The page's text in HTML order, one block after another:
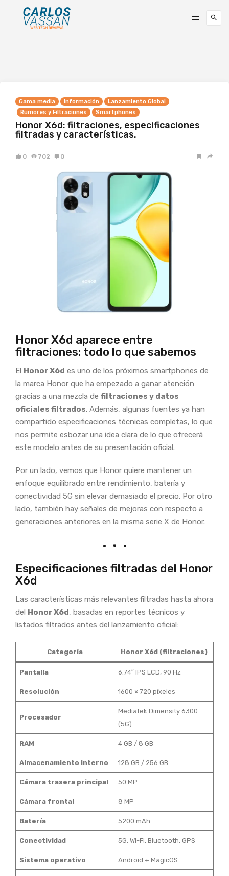
Gama media Información
Lanzamiento Global
Rumores y Filtraciones
Smartphones
Honor X6d: filtraciones, especificaciones
filtradas y características.
0 702 0
Honor X6d aparece entre
filtraciones: todo lo que sabemos
El Honor X6d es uno de los próximos smartphones de
la marca Honor que ha empezado a ganar atención
gracias a una mezcla de filtraciones y datos
oficiales filtrados. Además, algunas fuentes ya han
compartido especificaciones técnicas completas, lo que
nos permite esbozar una idea clara de lo que ofrecerá
este modelo antes de su presentación oficial.
Por un lado, vemos que Honor quiere mantener un
enfoque equilibrado entre rendimiento, batería y
conectividad 5G sin elevar demasiado el precio. Por otro
lado, también hay señales de mejoras con respecto a
generaciones anteriores en la misma serie X de Honor.
Especificaciones filtradas del Honor
X6d
Las características más relevantes filtradas hasta ahora
del Honor X6d, basadas en reportes técnicos y
listados filtrados antes del lanzamiento oficial:
Categoría Honor X6d (filtraciones)
Pantalla 6.74″ IPS LCD, 90 Hz
Resolución 1600 × 720 píxeles
Procesador
MediaTek Dimensity 6300
(5G)
RAM 4 GB / 8 GB
Almacenamiento interno 128 GB / 256 GB
Cámara trasera principal 50 MP
Cámara frontal 8 MP
Batería 5200 mAh
Conectividad 5G, Wi-Fi, Bluetooth, GPS
Sistema operativo Android + MagicOS